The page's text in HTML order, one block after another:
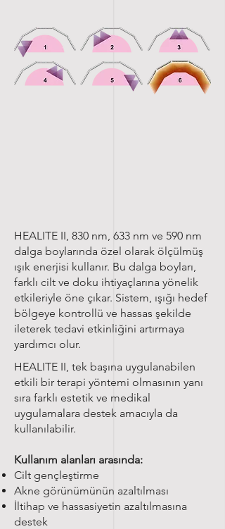
HEALITE II, 830 nm, 633 nm ve 590 nm
dalga boylarında özel olarak ölçülmüş
ışık enerjisi kullanır. Bu dalga boyları,
farklı cilt ve doku ihtiyaçlarına yönelik
etkileriyle öne çıkar. Sistem, ışığı hedef
bölgeye kontrollü ve hassas şekilde
ileterek tedavi etkinliğini artırmaya
yardımcı olur.
HEALITE II, tek başına uygulanabilen
etkili bir terapi yöntemi olmasının yanı
sıra farklı estetik ve medikal
uygulamalara destek amacıyla da
kullanılabilir.
Kullanım alanları arasında:
Cilt gençleştirme
Akne görünümünün azaltılması
İltihap ve hassasiyetin azaltılmasına
destek